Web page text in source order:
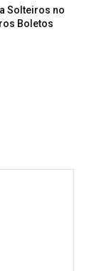
Solteiros no
Boletos